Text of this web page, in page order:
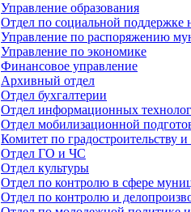
Управление образования
Отдел по социальной поддержке
Управление по распоряжению
Управление по экономике
Финансовое управление
Архивный отдел
Отдел бухгалтерии
Отдел информационных
Отдел мобилизационной
Комитет по градостроительству
Отдел ГО и ЧС
Отдел культуры
Отдел по контролю в сфере
Отдел по контролю и